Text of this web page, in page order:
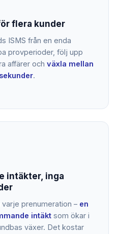
flera kunder
ISMS från en enda
provperioder, följ upp
affärer och växla mellan
.
intäkter, inga
prenumeration – en
intäkt som ökar i
växer. Det kostar